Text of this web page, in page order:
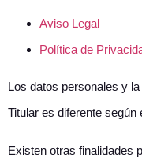
Aviso Legal
Política de
Los datos personales y
Titular es diferente
Existen otras finalidades